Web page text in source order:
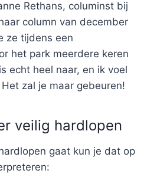
Rethans, columinst bij
column van december
ze tijdens een
het park meerdere keren
echt heel naar, en ik voel
zal je maar gebeuren!
veilig hardlopen
gaat kun je dat op